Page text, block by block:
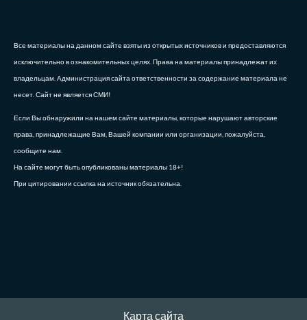
Все материалы на данном сайте взяты из открытых источников и предоставляются
исключительно в ознакомительных целях. Права на материалы принадлежат их
владельцам. Администрация сайта ответственности за содержание материала не
несет. Сайт не является СМИ!
Если Вы обнаружили на нашем сайте материалы, которые нарушают авторские
права, принадлежащие Вам, Вашей компании или организации, пожалуйста,
сообщите нам.
На сайте могут быть опубликованы материалы 18+!
При цитировании ссылка на источник обязательна.
Карта сайта